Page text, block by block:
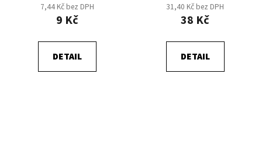
7,44 Kč bez DPH
9 Kč
DETAIL
31,40 Kč bez DPH
38 Kč
DETAIL